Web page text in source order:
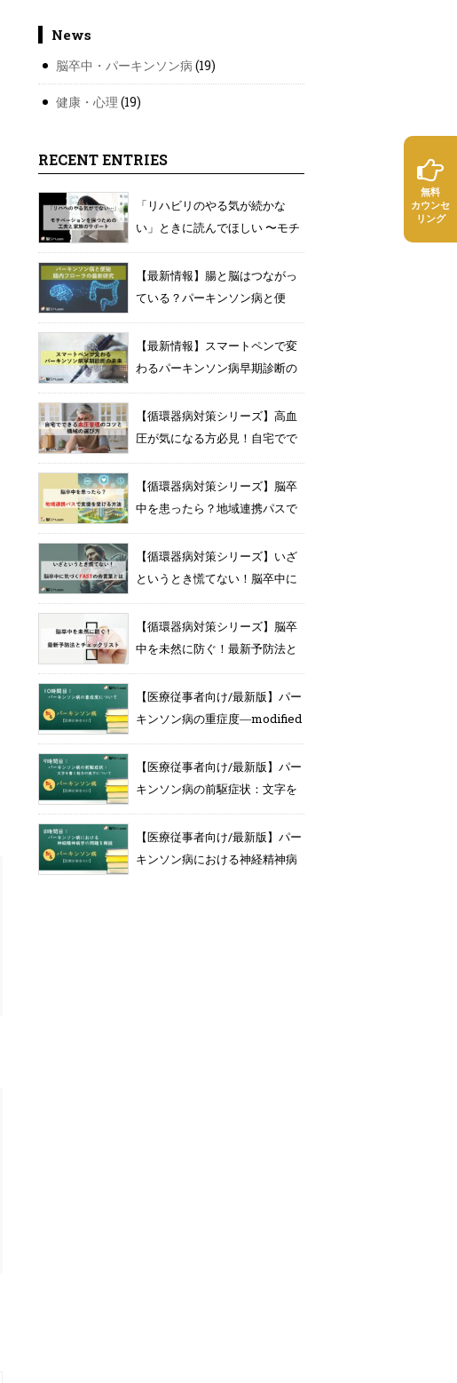
News
脳卒中・パーキンソン病 (19)
健康・心理 (19)
RECENT ENTRIES
「リハビリのやる気が続かな
い」ときに読んでほしい 〜モチ
ベーションを保つための工夫と
家族のサポート〜
【最新情報】腸と脳はつながっ
ている？パーキンソン病と便
秘・腸内フローラの最新研究
【最新情報】スマートペンで変
わるパーキンソン病早期診断の
未来 — 96％の精度を実現—
【循環器病対策シリーズ】高血
圧が気になる方必見！自宅でで
きる血圧管理のコツと機械の選
び方
【循環器病対策シリーズ】脳卒
中を患ったら？地域連携パスで
支援を受ける方法
【循環器病対策シリーズ】いざ
というとき慌てない！脳卒中に
気づくFASTの合言葉とは
【循環器病対策シリーズ】脳卒
中を未然に防ぐ！最新予防法と
チェックリスト
【医療従事者向け/最新版】パー
キンソン病の重症度―modified
Hoehn ＆ Yahr、MDS –
UPDRSについて解説―
【医療従事者向け/最新版】パー
キンソン病の前駆症状：文字を
書く能力の低下について徹底解
説【医療従事者向け/最新版】パー
キンソン病における神経精神病
無料
カウンセ
リング